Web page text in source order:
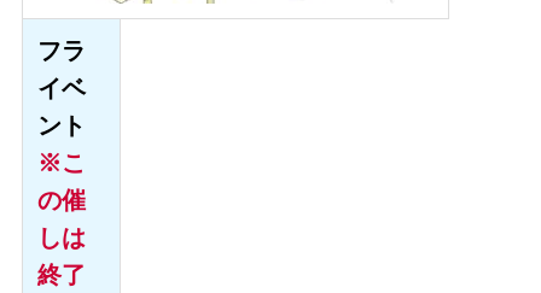
フラ
イベ
ント
※こ
の催
しは
終了